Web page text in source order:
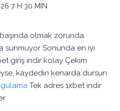
7 H 30 MIN
olmak zorunda
sunmuyor Sonunda en iyi
giriş indir kolay Çekim
kaydedin kenarda dursun
Tek adres 1xbet indir